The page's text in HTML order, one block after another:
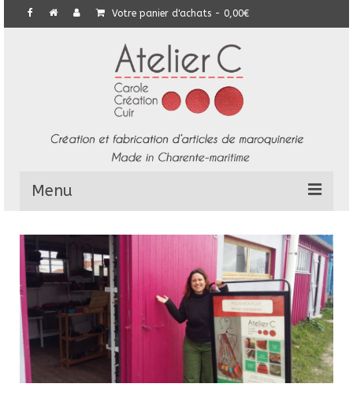
Votre panier d'achats - 0,00€
Menu
L’Atelier
Collection
Commandes particulières
E-Boutique
Pour acheter